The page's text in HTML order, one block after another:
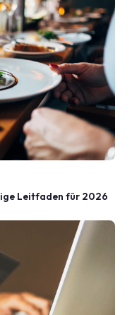
Leitfaden für 2026